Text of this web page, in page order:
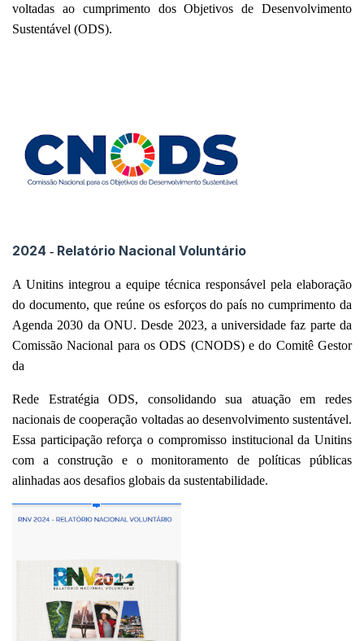
voltadas ao cumprimento dos Objetivos de Desenvolvimento
Sustentável (ODS).
2024 - Relatório Nacional Voluntário
A Unitins integrou a equipe técnica responsável pela elaboração
do documento, que reúne os esforços do país no cumprimento da
Agenda 2030 da ONU. Desde 2023, a universidade faz parte da
Comissão Nacional para os ODS (CNODS) e do Comitê Gestor
da
Rede Estratégia ODS, consolidando sua atuação em redes
nacionais de cooperação voltadas ao desenvolvimento sustentável.
Essa participação reforça o compromisso institucional da Unitins
com a construção e o monitoramento de políticas públicas
alinhadas aos desafios globais da sustentabilidade.